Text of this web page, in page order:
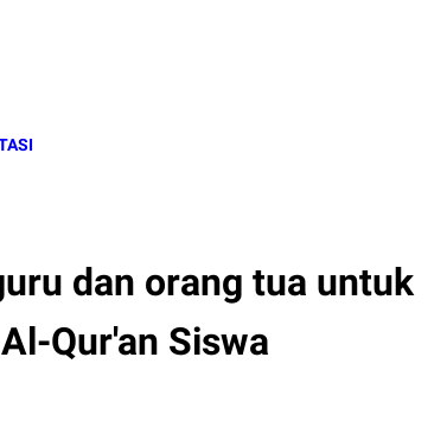
dan orang tua untuk
Qur'an Siswa